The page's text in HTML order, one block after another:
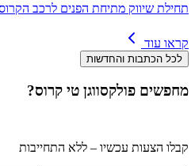
תחילת שיווק מתיחת הפנים לרכב
קראו עוד
לכל הכתבות והחדשות
מחפשים פולקסווגן טי קרוס?
קבלו הצעות עכשיו – ללא התחייבות